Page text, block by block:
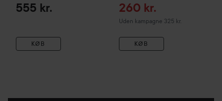
555 kr.
KØB
Tilbudspris
260 kr.
Uden kampagne 325 kr.
KØB